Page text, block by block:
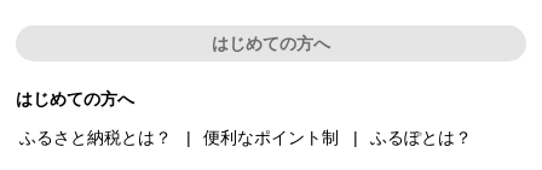
はじめての方へ
はじめての方へ
ふるさと納税とは？
便利なポイント制 ふるぽとは？